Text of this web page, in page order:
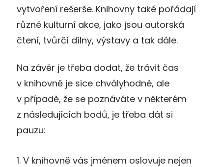
vytvoření rešerše. Knihovny také pořádají
různé kulturní akce, jako jsou autorská
čtení, tvůrčí dílny, výstavy a tak dále.
Na závěr je třeba dodat, že trávit čas
v knihovně je sice chvályhodné, ale
v případě, že se poznáváte v některém
z následujících bodů, je třeba dát si
pauzu:
1. V knihovně vás jménem oslovuje nejen